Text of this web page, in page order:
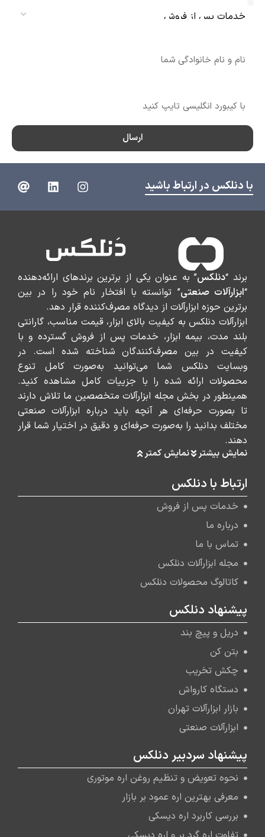
ارسال
با دنلکس در ارتباط باشید
برند “دنلکس” به عنوان یکی از برترین برندهای ارائه‌دهنده
“ابزارآلات صنعتی” توانسته با افتخار نام خود را در بین
برترین حوزه ابزارآلات از دیدگاه مصرف‌کننده قرار دهد.
ابزارآلات دنلکس به کیفیت بالای ابزار، قیمت مناسب، گارانتی
بلند مدت، بیمه ابزار، خدمات پس از فروش گسترده و با
کیفیت در بین مصرف‌کنندگان شناخته شده است. در
وبسایت دنلکس شما می‌توانید به‌صورت کامل تنوع
محصولات ارائه شده را با جزییات کامل مشاهده کنید.
همینطور در بخش مجله ابزارآلات متخصصین ما تلاش دارند
تا بصورت حرفه‌ای هر آنچه باید درباره ابزارآلات صنعتی
مختلف بدانید را به‌صورت حرفه‌ای و دقیق در اختیار شما قرار
دهند.
نمایش بیشتر نمایش کمتر
ارتباط با دنلکس
خدمات پس از فروش
درباره ما
تماس با ما
مجله ابزارآلات دنلکس
کاتالوگ محصولات دنلکس
پیشنهاد دنلکس
دریل و پیچ بند
بتن کن
چکش تخریب
دستگاه کارواش
بازار ابزارآلات تهران
ابزارآلات صنعتی
پیشنهاد سردبیر دنلکس
نحوه تعویض و تنظیم روغن اره موتوری
معرفی بهترین اره عمود بر بازار
بررسی کاربرد اره دیسکی